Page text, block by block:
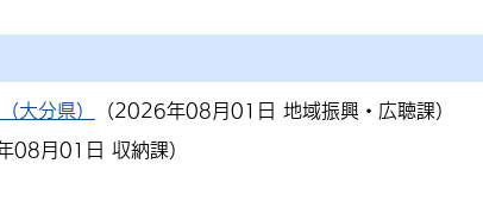
大分県） （2026年08月01日 地域振興・広聴課）
08月01日 収納課）